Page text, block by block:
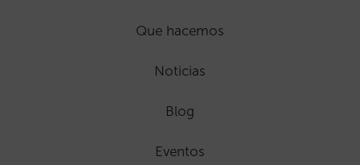
Que hacemos
Noticias
Blog
Eventos